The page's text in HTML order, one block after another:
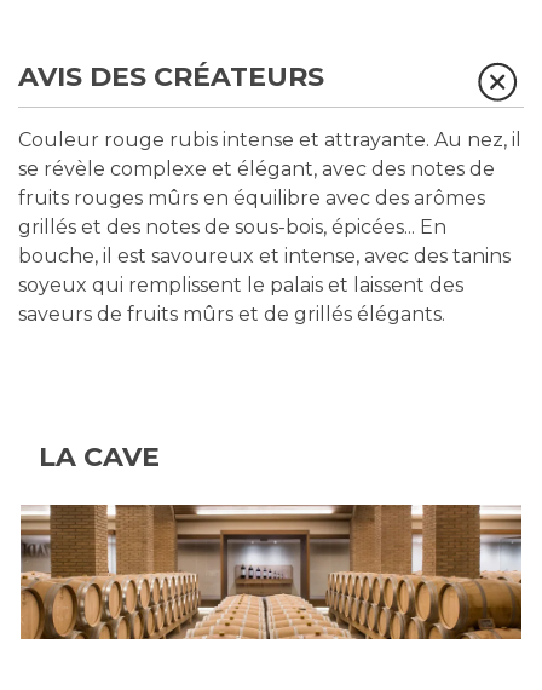
AVIS DES CRÉATEURS
Couleur rouge rubis intense et attrayante. Au nez, il
se révèle complexe et élégant, avec des notes de
fruits rouges mûrs en équilibre avec des arômes
grillés et des notes de sous-bois, épicées... En
bouche, il est savoureux et intense, avec des tanins
soyeux qui remplissent le palais et laissent des
saveurs de fruits mûrs et de grillés élégants.
LA CAVE